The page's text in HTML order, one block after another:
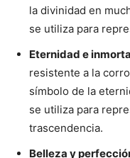
la divinidad en
se utiliza para
Eternidad e
resistente a la
símbolo de la
se utiliza para
trascendencia.
Belleza y